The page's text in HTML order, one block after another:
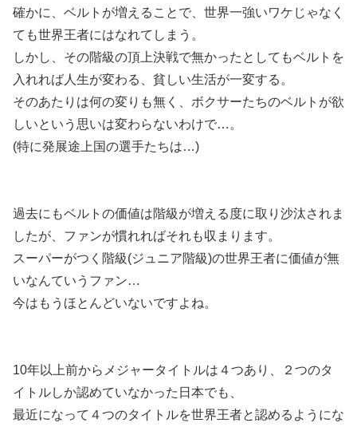
確かに、ベルトが増えることで、世界一強いワケじゃなく
ても世界王者にはなれてしまう。
しかし、その階級の頂上決戦で無かったとしてもベルトを
入れれば人生が変わる、貧しい生活が一変する。
そのあたりは何の変りも無く、ボクサーたちのベルトが欲
しいという思いは変わらないわけで…。
(特に発展途上国の選手たちは…)
過去にもベルトの価値は階級が増える度に取り沙汰されま
したが、ファンが慣れればそれも収まります。
スーパーがつく階級(ジュニア階級)の世界王者に価値が無
いなんていうファン…
今はもうほとんどいないですよね。
10年以上前からメジャータイトルは４つあり、２つのタ
イトルしか認めていなかった日本でも、
最近になって４つのタイトルを世界王者と認めるようにな